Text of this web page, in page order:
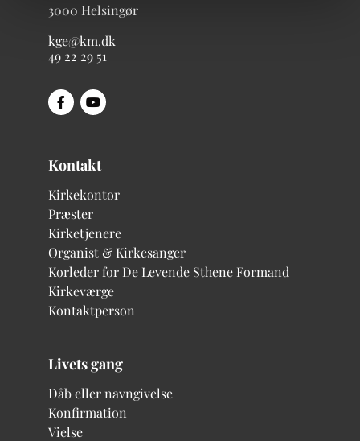
3000 Helsingør
kge@km.dk
49 22 29 51
Kontakt
Kirkekontor
Præster
Kirketjenere
Organist & Kirkesanger
Korleder for De Levende Sthene Formand
Kirkeværge
Kontaktperson
Livets gang
Dåb eller navngivelse
Konfirmation
Vielse